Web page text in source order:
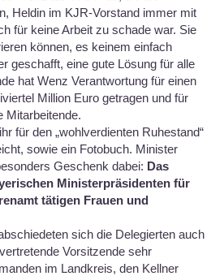
Heldin im KJR-Vorstand immer mit
für keine Arbeit zu schade war. Sie
können, es keinem einfach
geschafft, eine gute Lösung für alle
hat Wenz Verantwortung für einen
Million Euro getragen und für
Mitarbeitende.
für den „wohlverdienten Ruhestand“
sowie ein Fotobuch. Minister
Geschenk dabei: Das
Ministerpräsidenten für
tätigen Frauen und
sich die Delegierten auch
Vorsitzende sehr
im Landkreis, den Kellner